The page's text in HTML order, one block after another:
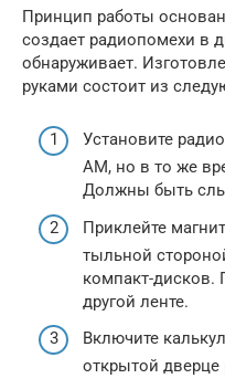
Принцип работы
создает радиопомехи в
обнаруживает.
руками состоит из
Установите
AM, но в то же
Должны быть
Приклейте
тыльной
компакт-дисков.
другой ленте.
Включите
открытой дверце